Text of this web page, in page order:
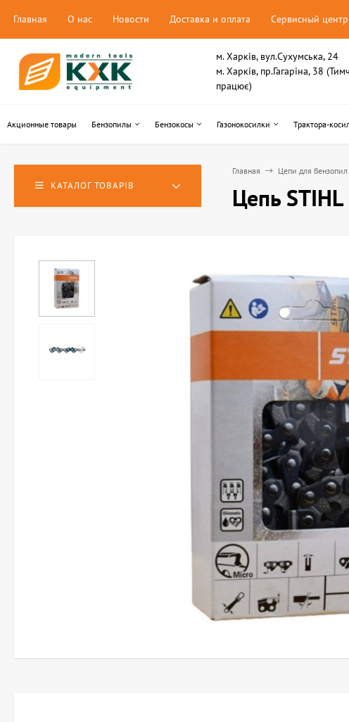
Главная О нас Новости Доставка и оплата Сервисный центр
м. Харків, вул.Сухумська, 24
м. Харків, пр.Гагаріна, 38
працює)
Акционные товары Бензопилы Бензокосы Газонокосилки Трактора-
КАТАЛОГ ТОВАРІВ
Главная Цепи для бензопил
Цепь